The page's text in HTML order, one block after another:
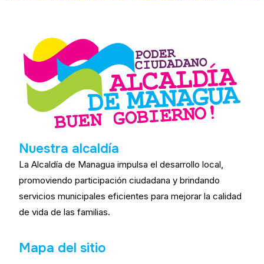
Nuestra alcaldía
La Alcaldía de Managua impulsa el desarrollo local,
promoviendo participación ciudadana y brindando
servicios municipales eficientes para mejorar la calidad
de vida de las familias.
Mapa del sitio